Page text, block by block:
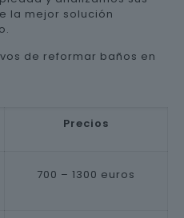
la mejor solución
de reformar baños en
Precios
700 – 1300 euros